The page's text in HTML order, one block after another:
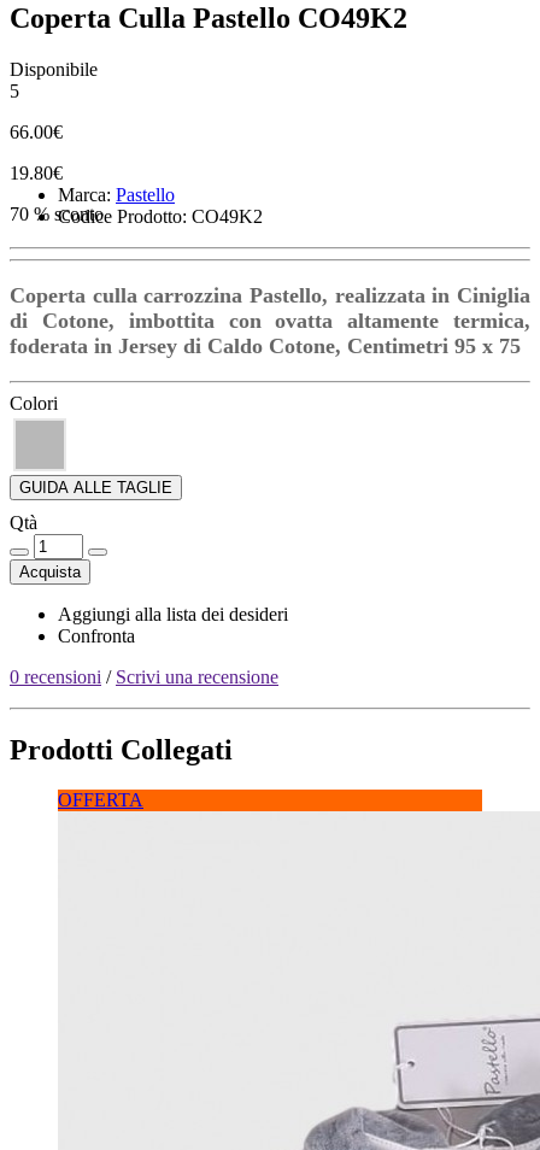
Coperta Culla Pastello CO49K2
Disponibile
5
66.00€
19.80€
70 % sconto
Marca: Pastello
Codice Prodotto: CO49K2
Coperta culla carrozzina Pastello, realizzata in Ciniglia
di Cotone, imbottita con ovatta altamente termica,
foderata in Jersey di Caldo Cotone, Centimetri 95 x 75
Colori
GUIDA ALLE TAGLIE
Qtà
Acquista
Aggiungi alla lista dei desideri
Confronta
0 recensioni / Scrivi una recensione
Prodotti Collegati
OFFERTA